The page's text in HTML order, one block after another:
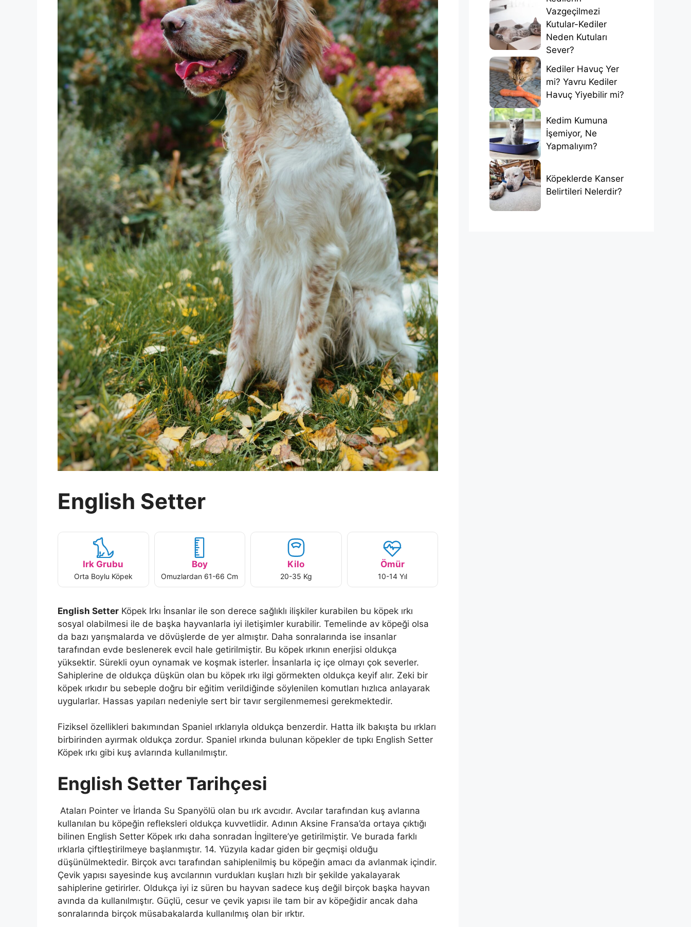
English Setter
Irk Grubu
Orta Boylu Köpek
Boy
Omuzlardan 61-66 Cm
Kilo
20-35 Kg
Ömür
10-14 Yıl
English Setter Köpek Irkı İnsanlar ile son derece sağlıklı ilişkiler kurabilen bu köpek ırkı
sosyal olabilmesi ile de başka hayvanlarla iyi iletişimler kurabilir. Temelinde av köpeği olsa
da bazı yarışmalarda ve dövüşlerde de yer almıştır. Daha sonralarında ise insanlar
tarafından evde beslenerek evcil hale getirilmiştir. Bu köpek ırkının enerjisi oldukça
yüksektir. Sürekli oyun oynamak ve koşmak isterler. İnsanlarla iç içe olmayı çok severler.
Sahiplerine de oldukça düşkün olan bu köpek ırkı ilgi görmekten oldukça keyif alır. Zeki bir
köpek ırkıdır bu sebeple doğru bir eğitim verildiğinde söylenilen komutları hızlıca anlayarak
uygularlar. Hassas yapıları nedeniyle sert bir tavır sergilenmemesi gerekmektedir.
Fiziksel özellikleri bakımından Spaniel ırklarıyla oldukça benzerdir. Hatta ilk bakışta bu ırkları
birbirinden ayırmak oldukça zordur. Spaniel ırkında bulunan köpekler de tıpkı English Setter
Köpek ırkı gibi kuş avlarında kullanılmıştır.
English Setter Tarihçesi
Ataları Pointer ve İrlanda Su Spanyölü olan bu ırk avcıdır. Avcılar tarafından kuş avlarına
kullanılan bu köpeğin refleksleri oldukça kuvvetlidir. Adının Aksine Fransa’da ortaya çıktığı
bilinen English Setter Köpek ırkı daha sonradan İngiltere’ye getirilmiştir. Ve burada farklı
ırklarla çiftleştirilmeye başlanmıştır. 14. Yüzyıla kadar giden bir geçmişi olduğu
düşünülmektedir. Birçok avcı tarafından sahiplenilmiş bu köpeğin amacı da avlanmak içindir.
Çevik yapısı sayesinde kuş avcılarının vurdukları kuşları hızlı bir şekilde yakalayarak
sahiplerine getirirler. Oldukça iyi iz süren bu hayvan sadece kuş değil birçok başka hayvan
avında da kullanılmıştır. Güçlü, cesur ve çevik yapısı ile tam bir av köpeğidir ancak daha
sonralarında birçok müsabakalarda kullanılmış olan bir ırktır.
Vazgeçilmezi
Kutular-Kediler
Neden Kutuları
Sever?
Kediler Havuç Yer
mi? Yavru Kediler
Havuç Yiyebilir mi?
Kedim Kumuna
İşemiyor, Ne
Yapmalıyım?
Köpeklerde Kanser
Belirtileri Nelerdir?